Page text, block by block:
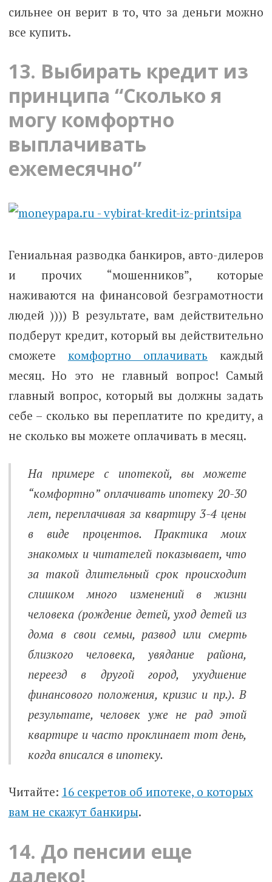
сильнее он верит в то, что за деньги можно
все купить.
13. Выбирать кредит из
принципа “Сколько я
могу комфортно
выплачивать
ежемесячно”
Гениальная разводка банкиров, авто-дилеров
и прочих “мошенников”, которые
наживаются на финансовой безграмотности
людей )))) В результате, вам действительно
подберут кредит, который вы действительно
сможете комфортно оплачивать каждый
месяц. Но это не главный вопрос! Самый
главный вопрос, который вы должны задать
себе – сколько вы переплатите по кредиту, а
не сколько вы можете оплачивать в месяц.
На примере с ипотекой, вы можете
“комфортно” оплачивать ипотеку 20-30
лет, переплачивая за квартиру 3-4 цены
в виде процентов. Практика моих
знакомых и читателей показывает, что
за такой длительный срок происходит
слишком много изменений в жизни
человека (рождение детей, уход детей из
дома в свои семьи, развод или смерть
близкого человека, увядание района,
переезд в другой город, ухудшение
финансового положения, кризис и пр.). В
результате, человек уже не рад этой
квартире и часто проклинает тот день,
когда вписался в ипотеку.
Читайте: 16 секретов об ипотеке, о которых
вам не скажут банкиры.
14. До пенсии еще
далеко!